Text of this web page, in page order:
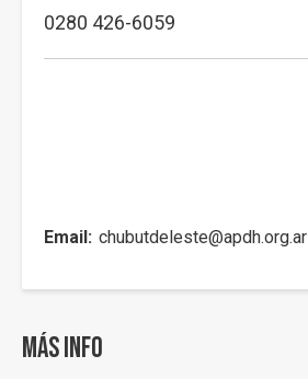
0280 426-6059
Email chubutdeleste@apdh.org.ar
Más info